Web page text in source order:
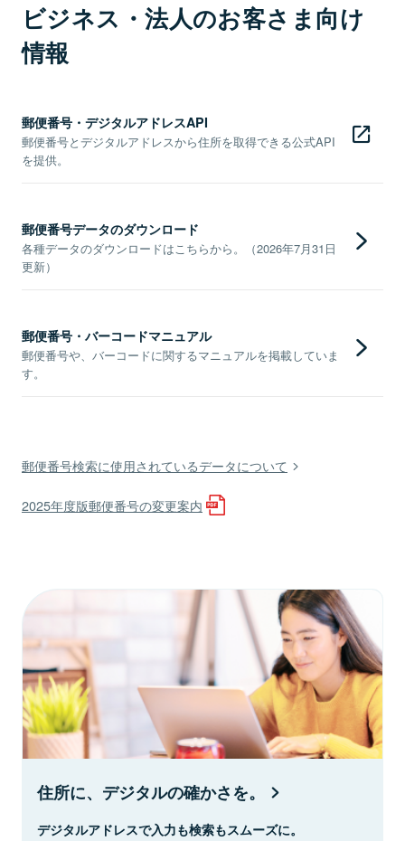
ビジネス・法人のお客さま向け
情報
郵便番号・デジタルアドレスAPI
郵便番号とデジタルアドレスから住所を取得できる公式API
を提供。
郵便番号データのダウンロード
各種データのダウンロードはこちらから。（2026年7月31日
更新）
郵便番号・バーコードマニュアル
郵便番号や、バーコードに関するマニュアルを掲載していま
す。
郵便番号検索に使用されているデータについて
2025年度版郵便番号の変更案内
住所に、デジタルの確かさを。
デジタルアドレスで入力も検索もスムーズに。